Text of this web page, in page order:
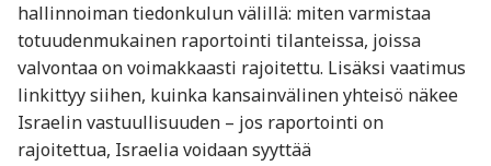
hallinnoiman tiedonkulun välillä: miten varmistaa
totuudenmukainen raportointi tilanteissa, joissa
valvontaa on voimakkaasti rajoitettu. Lisäksi vaatimus
linkittyy siihen, kuinka kansainvälinen yhteisö näkee
Israelin vastuullisuuden – jos raportointi on
rajoitettua, Israelia voidaan syyttää